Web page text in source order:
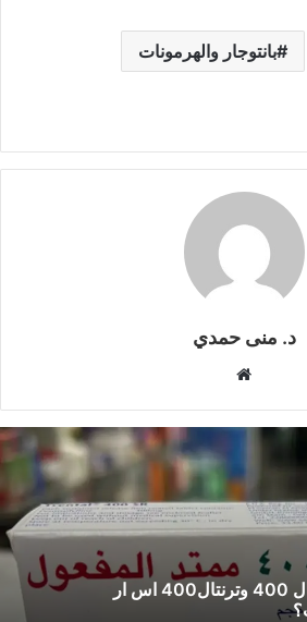
بانتوجار والهرمونات
د. منى حمدي
ق
ا
ل
و
ي
ب
ما الفرق بين ترنتال 400 وترنتال400 اس ار